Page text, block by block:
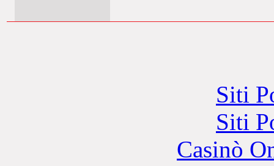
Siti
Siti
Casinò